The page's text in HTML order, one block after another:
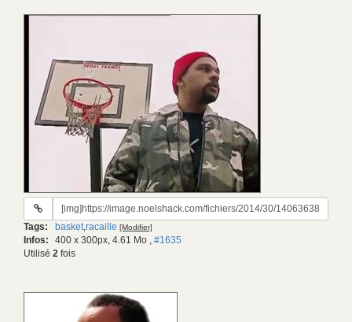
URL
gif:
Tags: basket,racaille [Modifier]
Infos: 400 x 300px, 4.61 Mo , #1635
Utilisé 2 fois